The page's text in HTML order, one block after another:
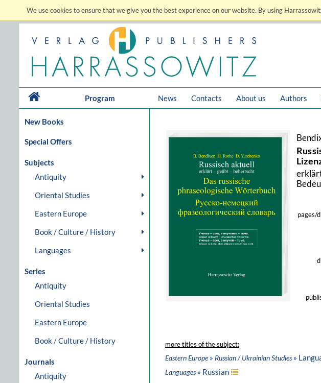
We use cookies to ensure that we give you the best experience on our website. By using
Program News Contacts About us Authors
New Books
Special Offers
Subjects
Antiquity
Oriental Studies
Eastern Europe
Book / Culture / History
Languages
Series
Antiquity
Oriental Studies
Eastern Europe
Book / Culture / History
Journals
Antiquity
pages/
more titles of the subject:
Eastern Europe» Russian / Ukrainian Studies»
Languages» Russian